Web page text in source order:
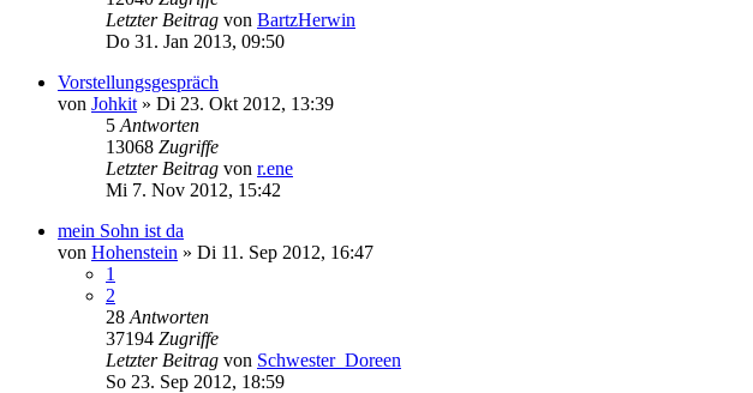
Letzter Beitrag von BartzHerwin
Do 31. Jan 2013, 09:50
Vorstellungsgespräch
von Johkit » Di 23. Okt 2012, 13:39
5 Antworten
13068 Zugriffe
Letzter Beitrag von r.ene
Mi 7. Nov 2012, 15:42
mein Sohn ist da
von Hohenstein » Di 11. Sep 2012, 16:47
1
2
28 Antworten
37194 Zugriffe
Letzter Beitrag von Schwester_Doreen
So 23. Sep 2012, 18:59